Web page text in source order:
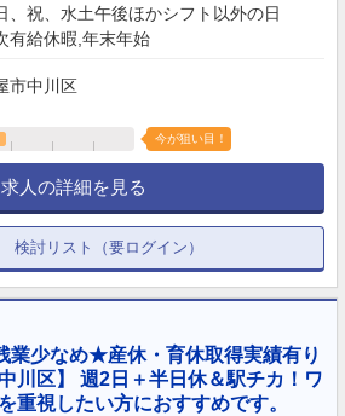
、祝、水土午後ほかシフト以外の日
有給休暇,年末年始
市中川区
今が狙い目！
求人の詳細を見る
検討リスト（要ログイン）
少なめ★産休・育休取得実績有り
川区】 週2日＋半日休＆駅チカ！ワ
重視したい方におすすめです。